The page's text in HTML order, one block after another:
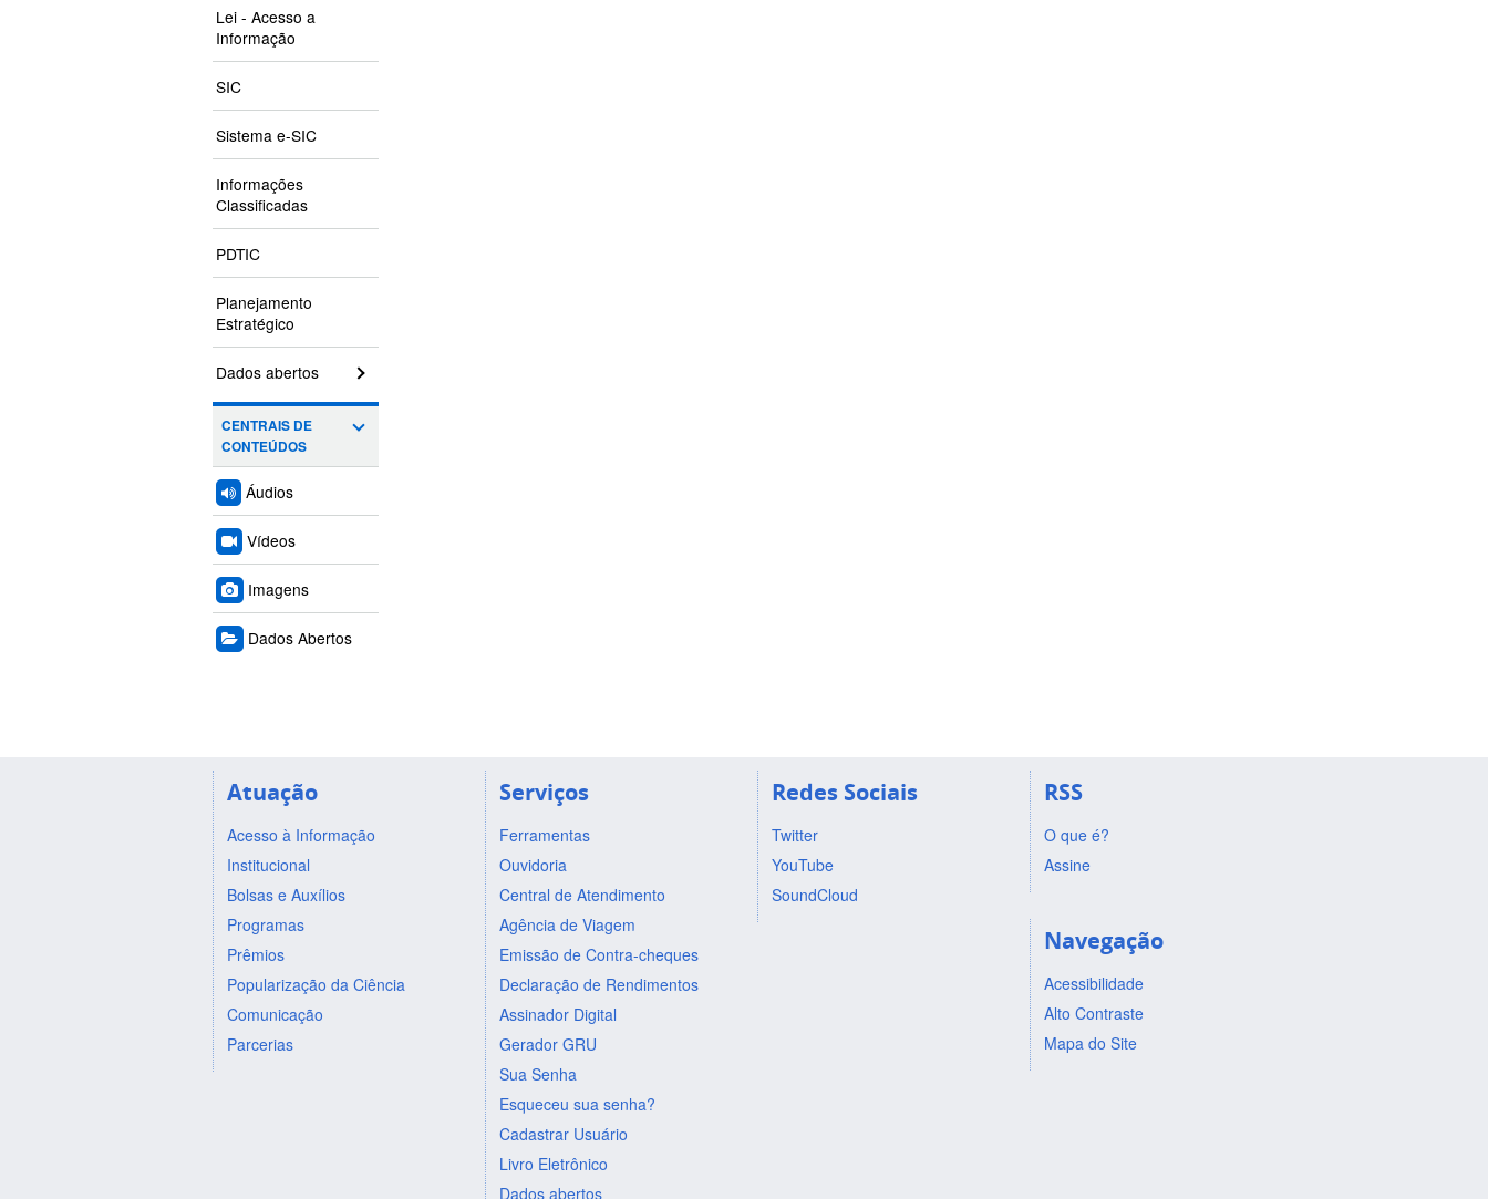
Lei - Acesso a
Informação
SIC
Sistema e-SIC
Informações
Classificadas
PDTIC
Planejamento
Estratégico
Dados abertos
CENTRAIS DE
CONTEÚDOS
Áudios
Vídeos
Imagens
Dados Abertos
Atuação
Acesso à Informação
Institucional
Bolsas e Auxílios
Programas
Prêmios
Popularização da Ciência
Comunicação
Parcerias
Serviços
Ferramentas
Ouvidoria
Central de Atendimento
Agência de Viagem
Emissão de Contra-cheques
Declaração de Rendimentos
Assinador Digital
Gerador GRU
Sua Senha
Esqueceu sua senha?
Cadastrar Usuário
Livro Eletrônico
Dados abertos
Redes Sociais
Twitter
YouTube
SoundCloud
RSS
O que é?
Assine
Navegação
Acessibilidade
Alto Contraste
Mapa do Site